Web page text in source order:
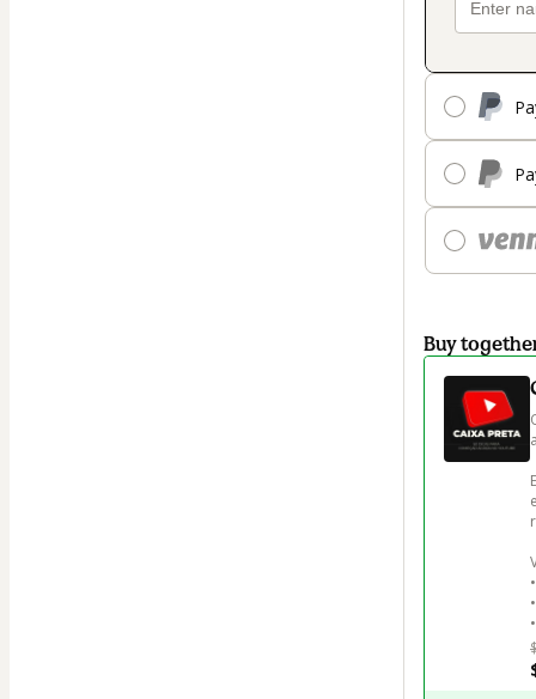
Buy